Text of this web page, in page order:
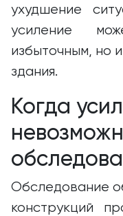
ухудшение
усиление
избыточным, но
здания.
Когда
Обследование
конструкций